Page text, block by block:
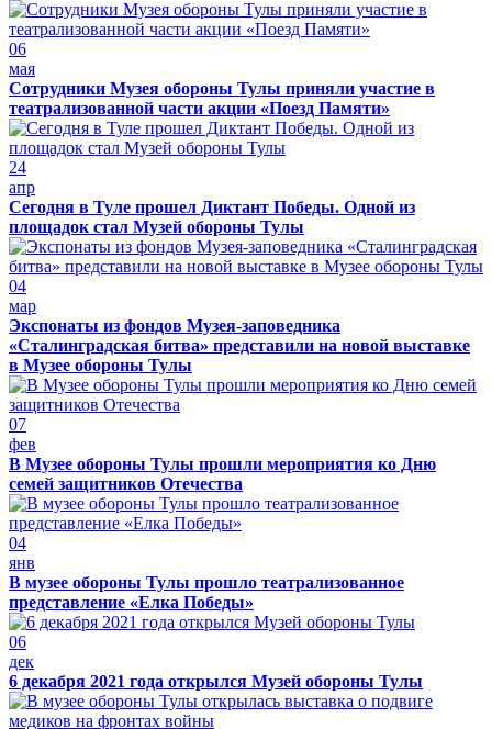
06
мая
Сотрудники Музея обороны Тулы приняли участие в
театрализованной части акции «Поезд Памяти»
24
апр
Сегодня в Туле прошел Диктант Победы. Одной из
площадок стал Музей обороны Тулы
04
мар
Экспонаты из фондов Музея-заповедника
«Сталинградская битва» представили на новой выставке
в Музее обороны Тулы
07
фев
В Музее обороны Тулы прошли мероприятия ко Дню
семей защитников Отечества
04
янв
В музее обороны Тулы прошло театрализованное
представление «Елка Победы»
06
дек
6 декабря 2021 года открылся Музей обороны Тулы